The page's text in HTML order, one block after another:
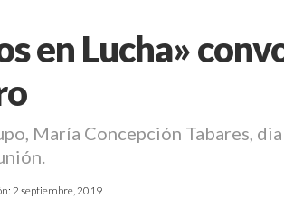
en Lucha»
María Concepción Tabares,
2 septiembre, 2019